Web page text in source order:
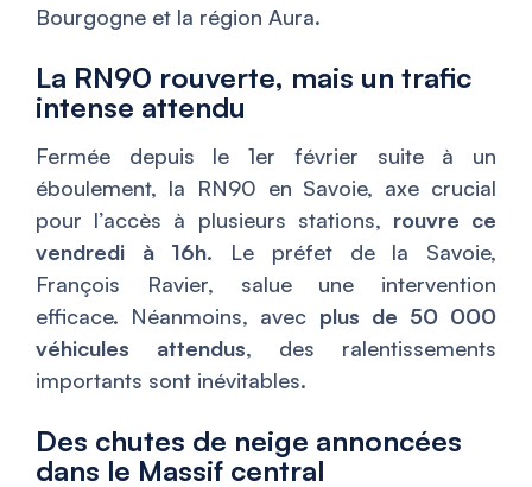
Bourgogne et la région Aura.
La RN90 rouverte, mais un trafic
intense attendu
Fermée depuis le 1er février suite à un
éboulement, la RN90 en Savoie, axe crucial
pour l’accès à plusieurs stations, rouvre ce
vendredi à 16h. Le préfet de la Savoie,
François Ravier, salue une intervention
efficace. Néanmoins, avec plus de 50 000
véhicules attendus, des ralentissements
importants sont inévitables.
Des chutes de neige annoncées
dans le Massif central